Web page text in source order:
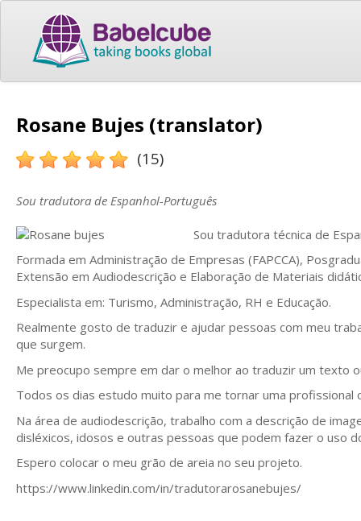
Rosane Bujes (translator)
(15)
Sou tradutora de Espanhol-Português
Sou tradutora técnica de
Formada em Administração de Empresas (FAPCCA),
Extensão em Audiodescrição e Elaboração de Materiais
Especialista em: Turismo, Administração, RH e Educação.
Realmente gosto de traduzir e ajudar pessoas com meu
que surgem.
Me preocupo sempre em dar o melhor ao traduzir um texto
Todos os dias estudo muito para me tornar uma profissional
Na área de audiodescrição, trabalho com a descrição de
disléxicos, idosos e outras pessoas que podem fazer o uso
Espero colocar o meu grão de areia no seu projeto.
https://www.linkedin.com/in/tradutorarosanebujes/